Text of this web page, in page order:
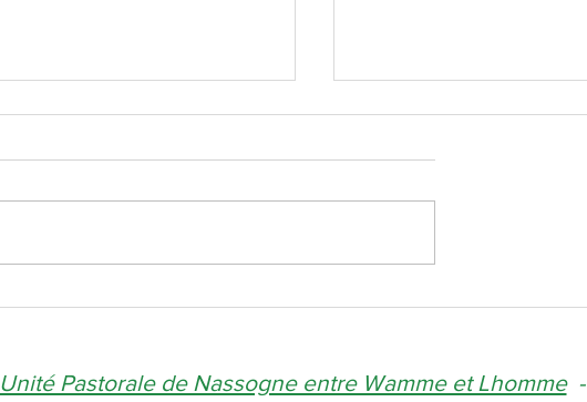
Unité Pastorale de Nassogne entre Wamme et Lhomme-